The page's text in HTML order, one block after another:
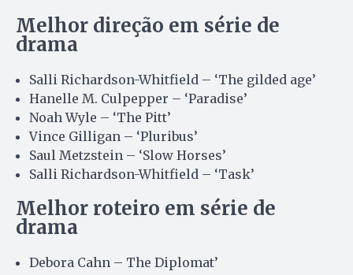
Melhor direção em série de
drama
Salli Richardson-Whitfield – ‘The gilded age’
Hanelle M. Culpepper – ‘Paradise’
Noah Wyle – ‘The Pitt’
Vince Gilligan – ‘Pluribus’
Saul Metzstein – ‘Slow Horses’
Salli Richardson-Whitfield – ‘Task’
Melhor roteiro em série de
drama
Debora Cahn – The Diplomat’